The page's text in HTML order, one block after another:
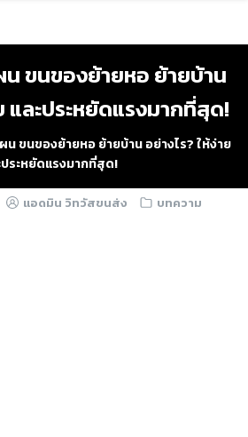
น ขนของย้ายหอ ย้ายบ้าน
และประหยัดแรงมากที่สุด!
น ขนของย้ายหอ ย้ายบ้าน อย่างไร? ให้ง่าย
ประหยัดแรงมากที่สุด!
แอดมิน วิทวัสขนส่ง บทความ